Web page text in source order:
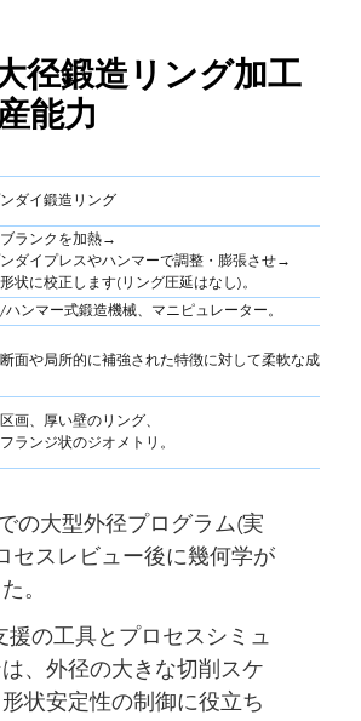
径鍛造リング加工
能力
ダイ鍛造リング
ランクを加熱→
ダイプレスやハンマーで調整・膨張させ→
状に校正します(リング圧延はなし)。
ンマー式鍛造機械、マニピュレーター。
面や局所的に補強された特徴に対して柔軟な成形。
画、厚い壁のリング、
ランジ状のジオメトリ。
の大型外径プログラム(実
セスレビュー後に幾何学が
。
援の工具とプロセスシミュ
、外径の大きな切削スケ
状安定性の制御に役立ち